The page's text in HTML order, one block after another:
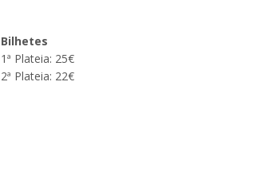
Bilhetes
1ª Plateia: 25€
2ª Plateia: 22€